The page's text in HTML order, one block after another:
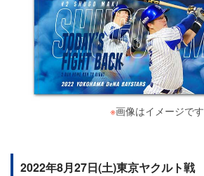
※画像はイメージです
2022年8月27日(土)東京ヤクルト戦